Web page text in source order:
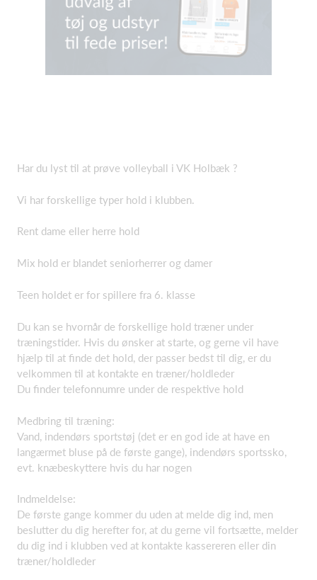
Har du lyst til at prøve volleyball i VK Holbæk ?
Vi har forskellige typer hold i klubben.
Rent dame eller herre hold
Mix hold er blandet seniorherrer og damer
Teen holdet er for spillere fra 6. klasse
Du kan se hvornår de forskellige hold træner under
træningstider. Hvis du ønsker at starte, og gerne vil have
hjælp til at finde det hold, der passer bedst til dig, er du
velkommen til at kontakte en træner/holdleder
Du finder telefonnumre under de respektive hold
Medbring til træning:
Vand, indendørs sportstøj (det er en god ide at have en
langærmet bluse på de første gange), indendørs sportssko,
evt. knæbeskyttere hvis du har nogen
Indmeldelse:
De første gange kommer du uden at melde dig ind, men
beslutter du dig herefter for, at du gerne vil fortsætte, melder
du dig ind i klubben ved at kontakte kassereren eller din
træner/holdleder